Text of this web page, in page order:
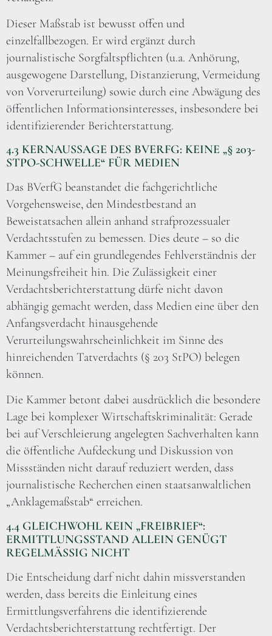
Dieser Maßstab ist bewusst offen und
einzelfallbezogen. Er wird ergänzt durch
journalistische Sorgfaltspflichten (u.a. Anhörung,
ausgewogene Darstellung, Distanzierung, Vermeidung
von Vorverurteilung) sowie durch eine Abwägung des
öffentlichen Informationsinteresses, insbesondere bei
identifizierender Berichterstattung.
4.3 KERNAUSSAGE DES BVERFG: KEINE „§ 203-
STPO-SCHWELLE“ FÜR MEDIEN
Das BVerfG beanstandet die fachgerichtliche
Vorgehensweise, den Mindestbestand an
Beweistatsachen allein anhand strafprozessualer
Verdachtsstufen zu bemessen. Dies deute – so die
Kammer – auf ein grundlegendes Fehlverständnis der
Meinungsfreiheit hin. Die Zulässigkeit einer
Verdachtsberichterstattung dürfe nicht davon
abhängig gemacht werden, dass Medien eine über den
Anfangsverdacht hinausgehende
Verurteilungswahrscheinlichkeit im Sinne des
hinreichenden Tatverdachts (§ 203 StPO) belegen
können.
Die Kammer betont dabei ausdrücklich die besondere
Lage bei komplexer Wirtschaftskriminalität: Gerade
bei auf Verschleierung angelegten Sachverhalten kann
die öffentliche Aufdeckung und Diskussion von
Missständen nicht darauf reduziert werden, dass
journalistische Recherchen einen staatsanwaltlichen
„Anklagemaßstab“ erreichen.
4.4 GLEICHWOHL KEIN „FREIBRIEF“:
ERMITTLUNGSSTAND ALLEIN GENÜGT
REGELMÄSSIG NICHT
Die Entscheidung darf nicht dahin missverstanden
werden, dass bereits die Einleitung eines
Ermittlungsverfahrens die identifizierende
Verdachtsberichterstattung rechtfertigt. Der